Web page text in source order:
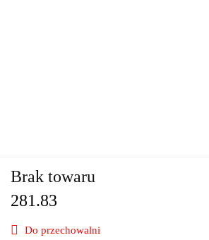
Brak towaru
281.83
Do przechowalni